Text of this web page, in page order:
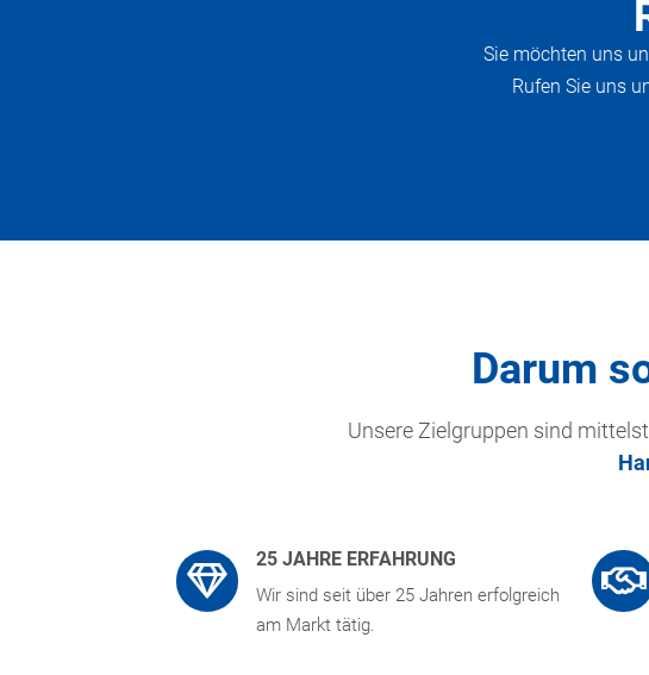
Sie möchten uns
Rufen Sie uns
Darum
Unsere Zielgruppen sind
25 JAHRE ERFAHRUNG
Wir sind seit über 25 Jahren erfolgreich
am Markt tätig.